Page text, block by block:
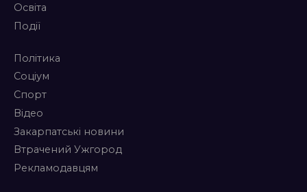
Освіта
Події
Політика
Соціум
Спорт
Відео
Закарпатські новини
Втрачений Ужгород
Рекламодавцям